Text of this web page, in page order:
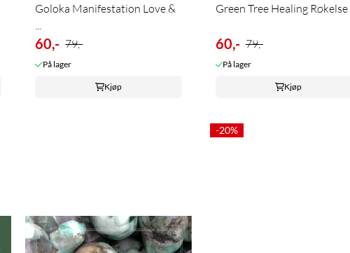
Goloka Manifestation Love &
60,- 79,-
På lager
Kjøp
Green Tree Healing Røkelse ...
60,- 79,-
På lager
Kjøp
-20%